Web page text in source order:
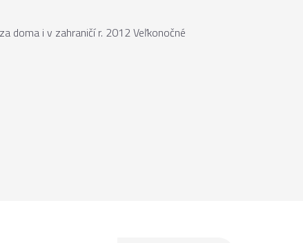
doma i v zahraničí r. 2012 Veľkonočné